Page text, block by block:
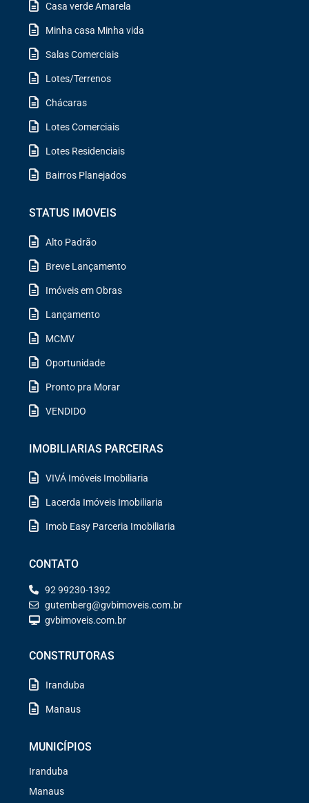
Casa verde Amarela
Minha casa Minha vida
Salas Comerciais
Lotes/Terrenos
Chácaras
Lotes Comerciais
Lotes Residenciais
Bairros Planejados
STATUS IMOVEIS
Alto Padrão
Breve Lançamento
Imóveis em Obras
Lançamento
MCMV
Oportunidade
Pronto pra Morar
VENDIDO
IMOBILIARIAS PARCEIRAS
VIVÁ Imóveis Imobiliaria
Lacerda Imóveis Imobiliaria
Imob Easy Parceria Imobiliaria
CONTATO
92 99230-1392
gutemberg@gvbimoveis.com.br
gvbimoveis.com.br
CONSTRUTORAS
Iranduba
Manaus
MUNICÍPIOS
Iranduba
Manaus